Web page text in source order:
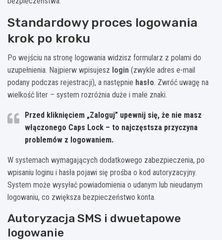
Standardowy proces logowania
krok po kroku
Po wejściu na stronę logowania widzisz formularz z polami do
uzupełnienia. Najpierw wpisujesz login (zwykle adres e-mail
podany podczas rejestracji), a następnie hasło. Zwróć uwagę na
wielkość liter – system rozróżnia duże i małe znaki.
Przed kliknięciem „Zaloguj” upewnij się, że nie masz
włączonego Caps Lock – to najczęstsza przyczyna
problemów z logowaniem.
W systemach wymagających dodatkowego zabezpieczenia, po
wpisaniu loginu i hasła pojawi się prośba o kod autoryzacyjny.
System może wysyłać powiadomienia o udanym lub nieudanym
logowaniu, co zwiększa bezpieczeństwo konta.
Autoryzacja SMS i dwuetapowe
logowanie